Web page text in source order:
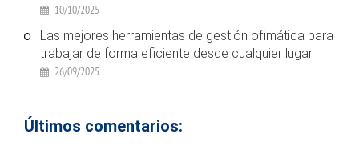
10/10/2025
Las mejores herramientas de gestión ofimática para
trabajar de forma eficiente desde cualquier lugar
26/09/2025
Últimos comentarios: